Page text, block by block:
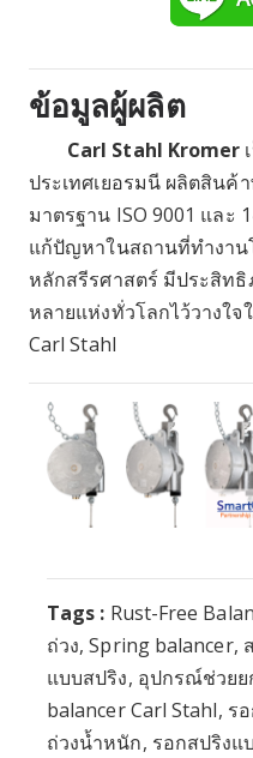
ข้อมูลผู้ผลิต
Carl Stahl Kromer
ประเทศเยอรมนี ผลิตสินค้
มาตรฐาน ISO 9001 และ
แก้ปัญหาในสถานที่ทำงาน
หลักสรีรศาสตร์ มีประสิท
หลายแห่งทั่วโลกไว้วางใ
Carl Stahl
Tags : Rust-Free
ถ่วง, Spring balancer,
แบบสปริง, อุปกรณ์ช่วย
balancer Carl Stahl, ร
ถ่วงน้ำหนัก, รอกสปริงแ